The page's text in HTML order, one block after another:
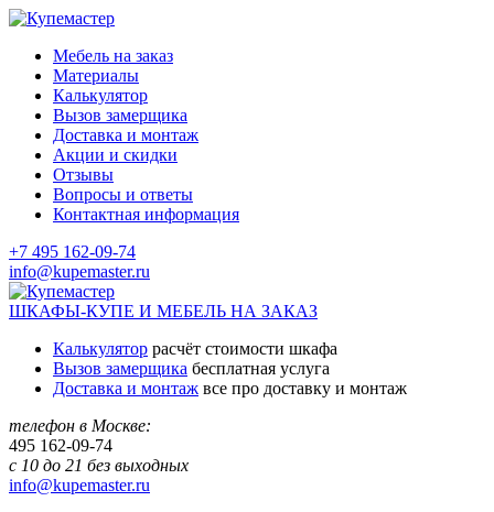
Мебель на заказ
Материалы
Калькулятор
Вызов замерщика
Доставка и монтаж
Акции и скидки
Отзывы
Вопросы и ответы
Контактная информация
+7 495 162-09-74
info@kupemaster.ru
ШКАФЫ-КУПЕ И МЕБЕЛЬ НА ЗАКАЗ
Калькулятор расчёт стоимости шкафа
Вызов замерщика бесплатная услуга
Доставка и монтаж все про доставку и монтаж
телефон в Москве:
495 162-09-74
с 10 до 21 без выходных
info@kupemaster.ru